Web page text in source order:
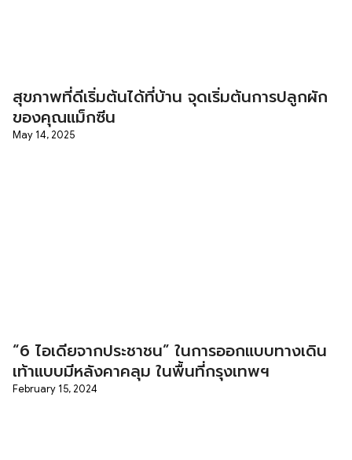
สุขภาพที่ดีเริ่มต้นได้ที่บ้าน จุดเริ่มต้นการปลูกผัก
ของคุณแม็กซีน
May 14, 2025
“6 ไอเดียจากประชาชน” ในการออกแบบทางเดิน
เท้าแบบมีหลังคาคลุม ในพื้นที่กรุงเทพฯ
February 15, 2024